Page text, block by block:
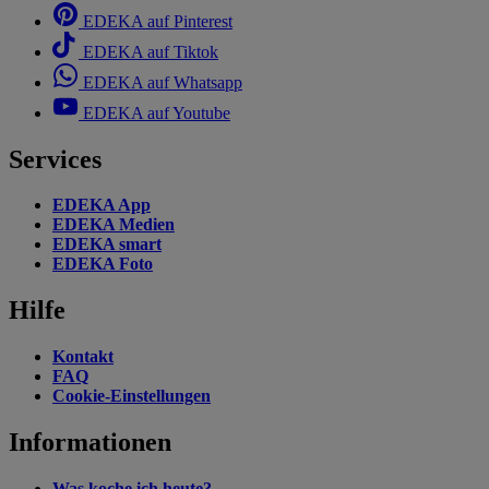
EDEKA auf Pinterest
EDEKA auf Tiktok
EDEKA auf Whatsapp
EDEKA auf Youtube
Services
EDEKA App
EDEKA Medien
EDEKA smart
EDEKA Foto
Hilfe
Kontakt
FAQ
Cookie-Einstellungen
Informationen